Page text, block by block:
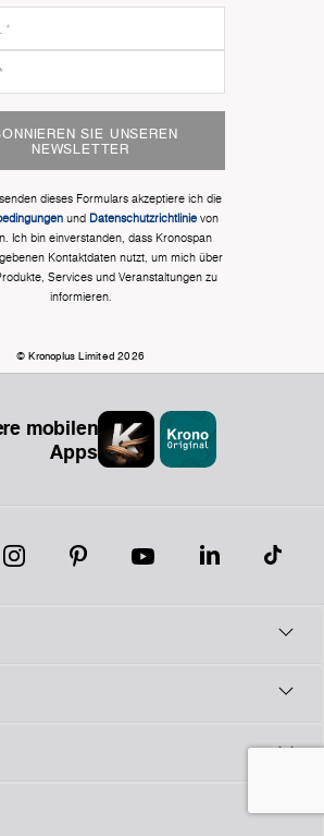
SIE UNSEREN
NEWSLETTER
dieses Formulars akzeptiere ich die
und Datenschutzrichtlinievon
Ich bin einverstanden, dass Kronospan
Kontaktdaten nutzt, um mich über
Services und Veranstaltungen zu
informieren.
© Kronoplus Limited 2026
mobilen
Apps